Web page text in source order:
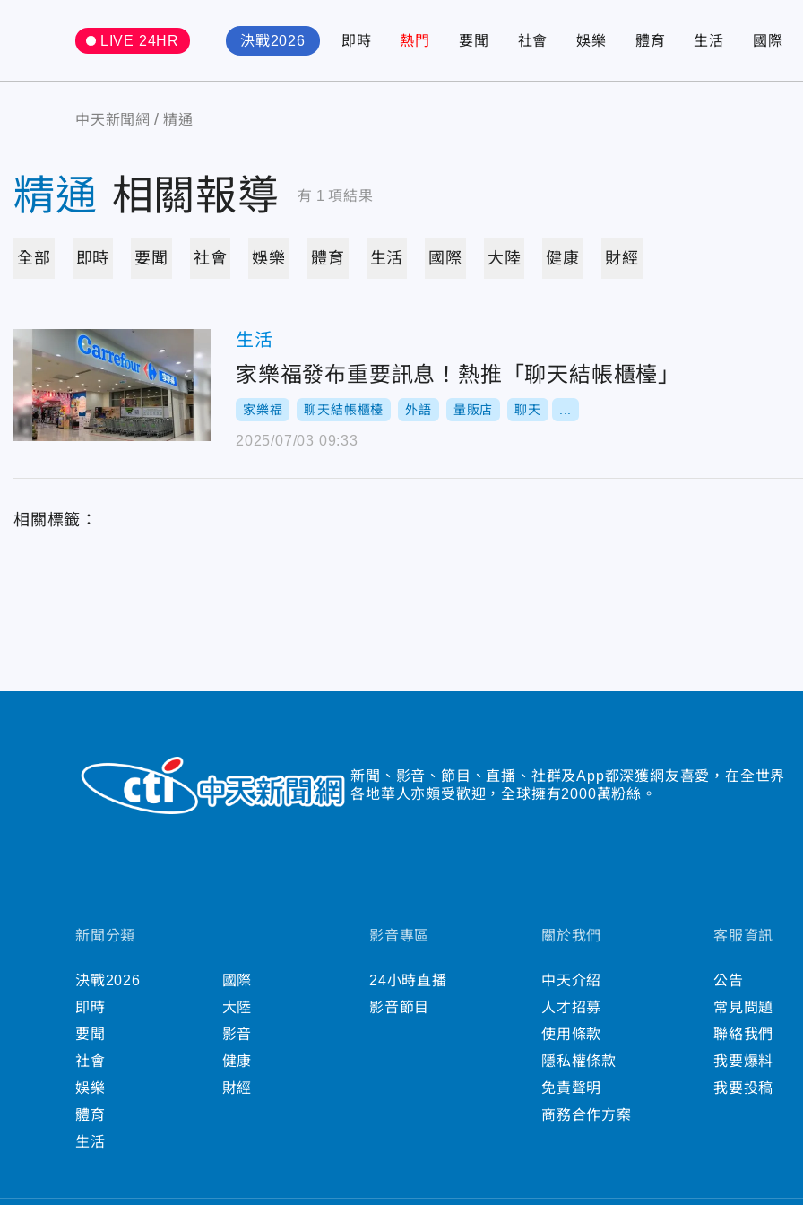
LIVE 24HR 決戰2026 即時 熱門 要聞 社會 娛樂 體育 生活 國際
中天新聞網 精通
精通 相關報導 有 1 項結果
全部 即時 要聞 社會 娛樂 體育 生活 國際 大陸 健康 財經
生活
家樂福發布重要訊息！熱推「聊天結帳櫃檯」
家樂福 聊天結帳櫃檯 外語 量販店 聊天
2025/07/03 09:33
相關標籤：
新聞、影音、節目、直播、社群及App都深獲網友喜愛，在全世界
各地華人亦頗受歡迎，全球擁有2000萬粉絲。
新聞分類
決戰2026
即時
要聞
社會
娛樂
體育
生活
國際
大陸
影音
健康
財經
影音專區
24小時直播
影音節目
關於我們
中天介紹
人才招募
使用條款
隱私權條款
免責聲明
商務合作方案
客服資訊
公告
常見問題
聯絡我們
我要爆料
我要投稿